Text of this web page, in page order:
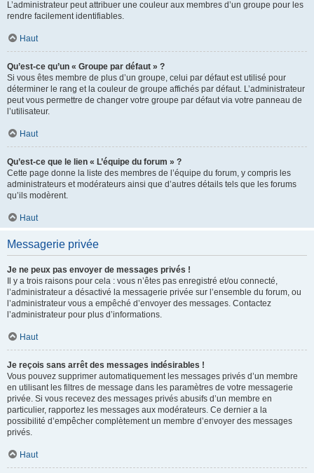
L’administrateur peut attribuer une couleur aux membres d’un groupe pour les
rendre facilement identifiables.
Haut
Qu’est-ce qu’un « Groupe par défaut » ?
Si vous êtes membre de plus d’un groupe, celui par défaut est utilisé pour
déterminer le rang et la couleur de groupe affichés par défaut. L’administrateur
peut vous permettre de changer votre groupe par défaut via votre panneau de
l’utilisateur.
Haut
Qu’est-ce que le lien « L’équipe du forum » ?
Cette page donne la liste des membres de l’équipe du forum, y compris les
administrateurs et modérateurs ainsi que d’autres détails tels que les forums
qu’ils modèrent.
Haut
Messagerie privée
Je ne peux pas envoyer de messages privés !
Il y a trois raisons pour cela : vous n’êtes pas enregistré et/ou connecté,
l’administrateur a désactivé la messagerie privée sur l’ensemble du forum, ou
l’administrateur vous a empêché d’envoyer des messages. Contactez
l’administrateur pour plus d’informations.
Haut
Je reçois sans arrêt des messages indésirables !
Vous pouvez supprimer automatiquement les messages privés d’un membre
en utilisant les filtres de message dans les paramètres de votre messagerie
privée. Si vous recevez des messages privés abusifs d’un membre en
particulier, rapportez les messages aux modérateurs. Ce dernier a la
possibilité d’empêcher complètement un membre d’envoyer des messages
privés.
Haut